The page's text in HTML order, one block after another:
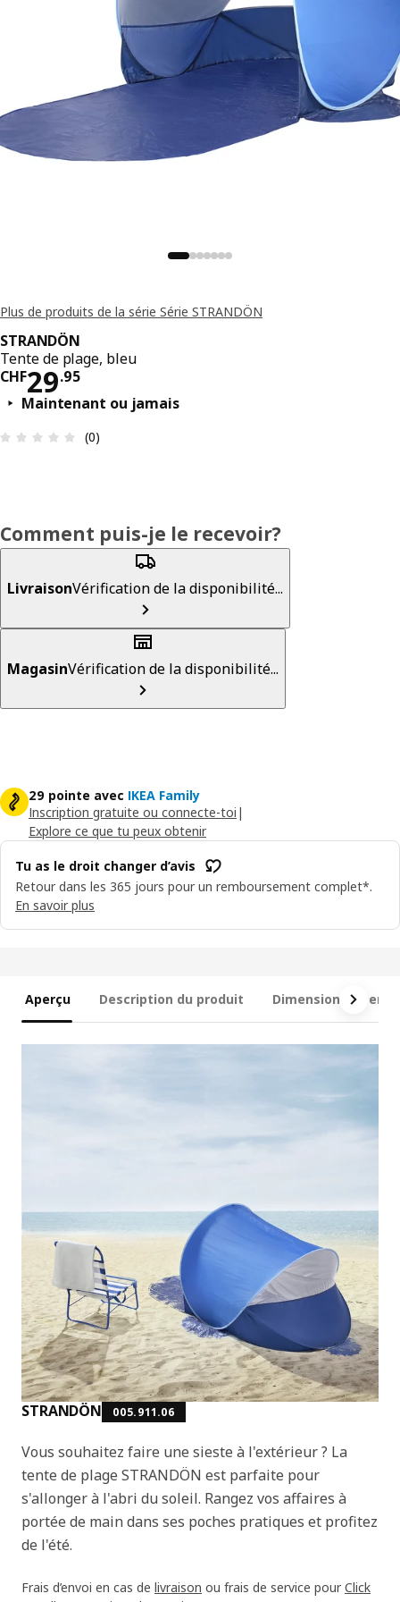
Plus de produits de la série Série STRANDÖN
STRANDÖN
Tente de plage, bleu
CHF29.95
Prix CHF 29.95
Maintenant ou jamais
Avis: 0 sur 5 étoiles. Nombre total d’avis: 0
(0)
Comment puis-je le recevoir?
LivraisonVérification de la disponibilité...
MagasinVérification de la disponibilité...
29 pointe avec IKEA Family
Inscription gratuite ou connecte-toi |
Explore ce que tu peux obtenir
Tu as le droit changer d’avis
Retour dans les 365 jours pour un remboursement complet*.
En savoir plus
Aperçu Description du produit Dimensions et
STRANDÖN 005.911.06
Vous souhaitez faire une sieste à l'extérieur ? La
tente de plage STRANDÖN est parfaite pour
s'allonger à l'abri du soleil. Rangez vos affaires à
portée de main dans ses poches pratiques et profitez
de l'été.
Frais d’envoi en cas de livraison ou frais de service pour Click